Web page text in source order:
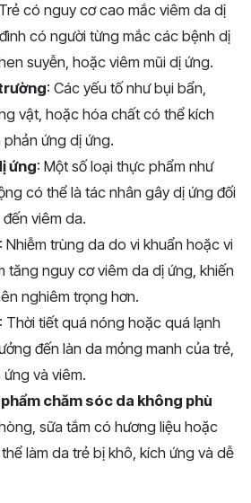
có nguy cơ cao mắc viêm da dị
có người từng mắc các bệnh dị
suyễn, hoặc viêm mũi dị ứng.
: Các yếu tố như bụi bẩn,
vật, hoặc hóa chất có thể kích
ứng dị ứng.
ứng: Một số loại thực phẩm như
có thể là tác nhân gây dị ứng đối
viêm da.
: Nhiễm trùng da do vi khuẩn hoặc vi
tăng nguy cơ viêm da dị ứng, khiến
nghiêm trọng hơn.
: Thời tiết quá nóng hoặc quá lạnh
đến làn da mỏng manh của trẻ,
và viêm.
chăm sóc da không phù
sữa tắm có hương liệu hoặc
làm da trẻ bị khô, kích ứng và dễ